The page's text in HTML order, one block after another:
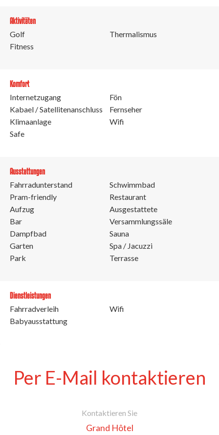
Aktivitäten
Golf
Fitness
Thermalismus
Komfort
Internetzugang
Kabael / Satellitenanschluss
Klimaanlage
Safe
Fön
Fernseher
Wifi
Ausstattungen
Fahrradunterstand
Pram-friendly
Aufzug
Bar
Dampfbad
Garten
Park
Schwimmbad
Restaurant
Ausgestattete
Versammlungssäle
Sauna
Spa / Jacuzzi
Terrasse
Dienstleistungen
Fahrradverleih
Babyausstattung
Wifi
Per E-Mail kontaktieren
Kontaktieren Sie
Grand Hôtel